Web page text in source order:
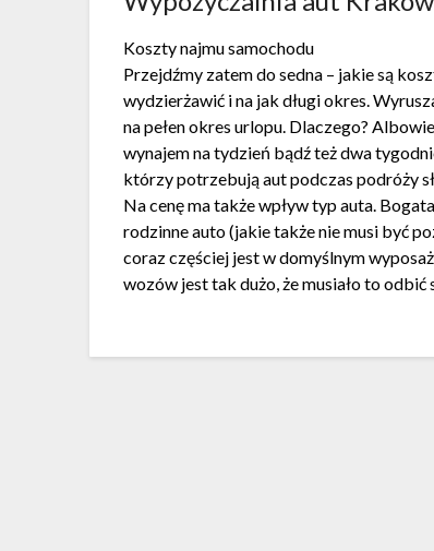
Koszty najmu samochodu
Przejdźmy zatem do sedna – jakie są
wydzierżawić i na jak długi okres.
na pełen okres urlopu. Dlaczego?
wynajem na tydzień bądź też dwa
którzy potrzebują aut podczas podróży
Na cenę ma także wpływ typ auta.
rodzinne auto (jakie także nie musi być
coraz częściej jest w domyślnym
wozów jest tak dużo, że musiało to odbić